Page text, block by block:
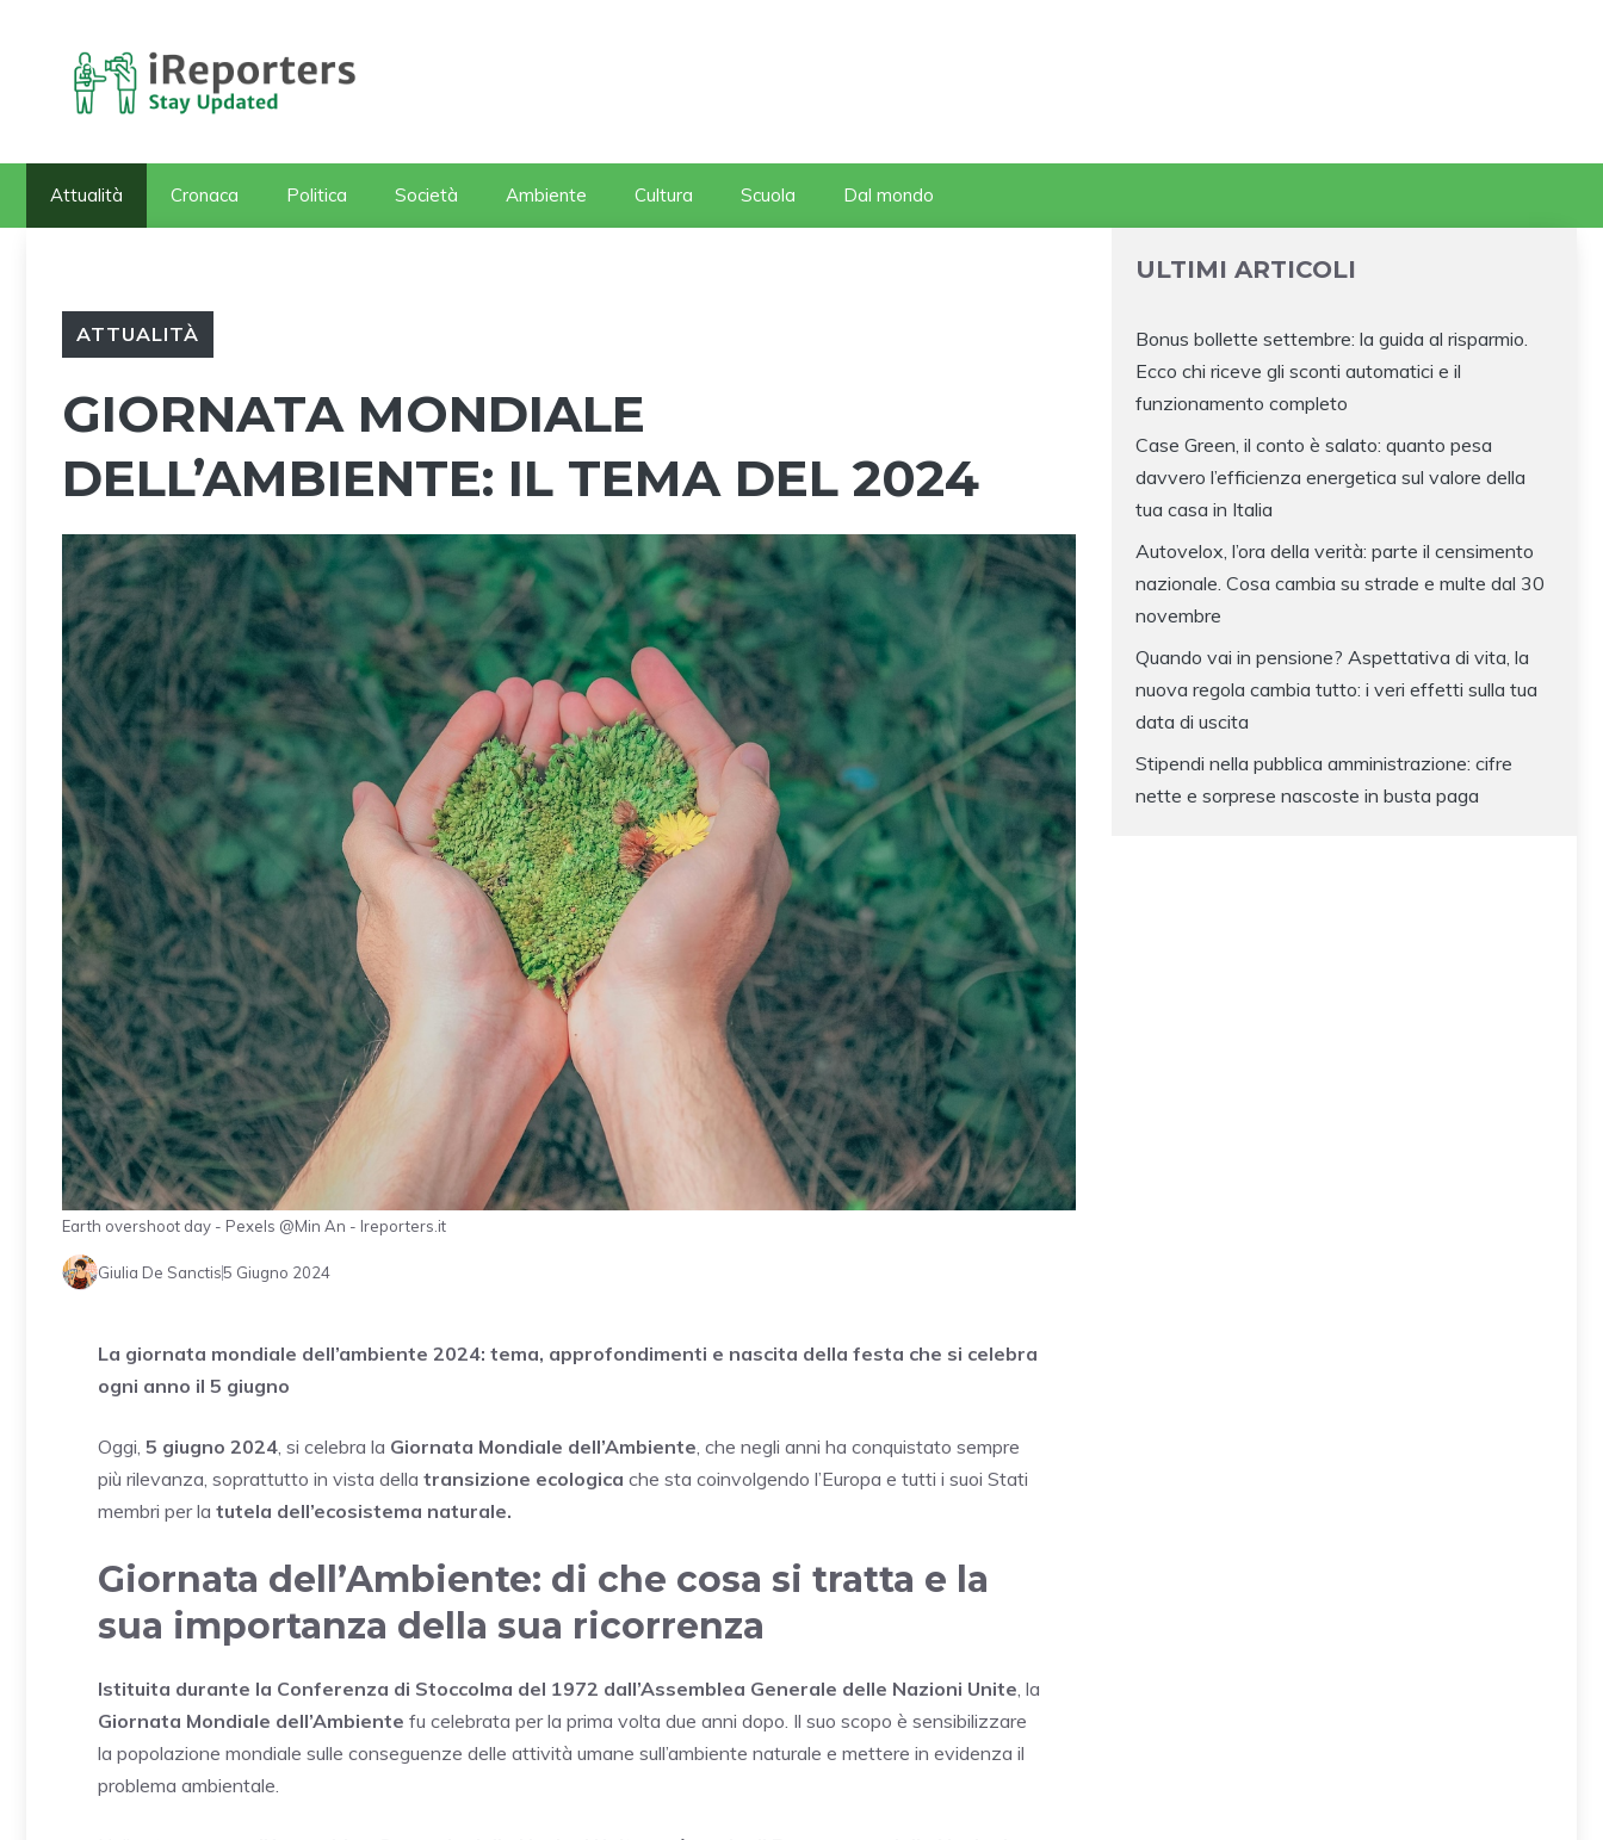
contenuto
Attualità Cronaca Politica Società Ambiente Cultura Scuola Dal mondo
ATTUALITÀ
GIORNATA MONDIALE
DELL’AMBIENTE: IL TEMA DEL 2024
Earth overshoot day - Pexels @Min An - Ireporters.it
Giulia De Sanctis5 Giugno 2024
La giornata mondiale dell’ambiente 2024: tema, approfondimenti e nascita della festa che si celebra
ogni anno il 5 giugno
Oggi, 5 giugno 2024, si celebra la Giornata Mondiale dell’Ambiente, che negli anni ha conquistato sempre
più rilevanza, soprattutto in vista della transizione ecologica che sta coinvolgendo l’Europa e tutti i suoi Stati
membri per la tutela dell’ecosistema naturale.
Giornata dell’Ambiente: di che cosa si tratta e la
sua importanza della sua ricorrenza
Istituita durante la Conferenza di Stoccolma del 1972 dall’Assemblea Generale delle Nazioni Unite, la
Giornata Mondiale dell’Ambiente fu celebrata per la prima volta due anni dopo. Il suo scopo è sensibilizzare
la popolazione mondiale sulle conseguenze delle attività umane sull’ambiente naturale e mettere in evidenza il
problema ambientale.
ULTIMI ARTICOLI
Bonus bollette settembre: la guida al risparmio.
Ecco chi riceve gli sconti automatici e il
funzionamento completo
Case Green, il conto è salato: quanto pesa
davvero l’efficienza energetica sul valore della
tua casa in Italia
Autovelox, l’ora della verità: parte il censimento
nazionale. Cosa cambia su strade e multe dal 30
novembre
Quando vai in pensione? Aspettativa di vita, la
nuova regola cambia tutto: i veri effetti sulla tua
data di uscita
Stipendi nella pubblica amministrazione: cifre
nette e sorprese nascoste in busta paga